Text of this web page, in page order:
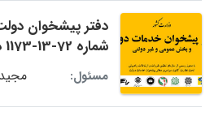
دفتر پیشخوان
شماره 72-13-1173 در استان اصفهان
مسئول: